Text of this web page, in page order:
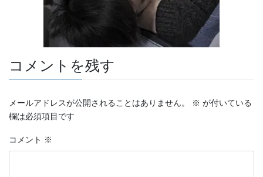
コメントを残す
メールアドレスが公開されることはありません。 ※ が付いている
欄は必須項目です
コメント ※